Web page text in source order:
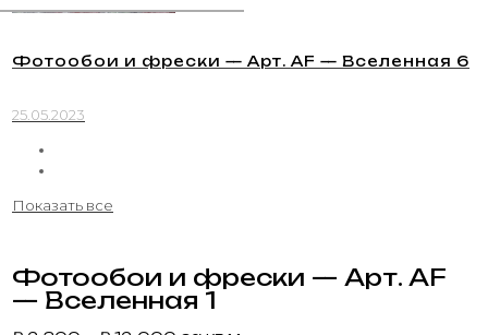
Фотообои и фрески — Арт. AF — Вселенная 6
25.05.2023
Показать все
Фотообои и фрески — Арт. AF
— Вселенная 1